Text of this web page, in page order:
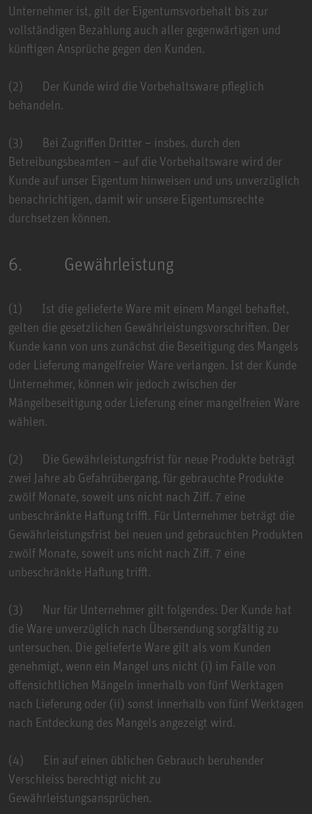
Unternehmer ist, gilt der Eigentumsvorbehalt bis zur
vollständigen Bezahlung auch aller gegenwärtigen und
künftigen Ansprüche gegen den Kunden.
(2) Der Kunde wird die Vorbehaltsware pfleglich
behandeln.
(3) Bei Zugriffen Dritter – insbes. durch den
Betreibungsbeamten – auf die Vorbehaltsware wird der
Kunde auf unser Eigentum hinweisen und uns unverzüglich
benachrichtigen, damit wir unsere Eigentumsrechte
durchsetzen können.
6. Gewährleistung
(1) Ist die gelieferte Ware mit einem Mangel behaftet,
gelten die gesetzlichen Gewährleistungsvorschriften. Der
Kunde kann von uns zunächst die Beseitigung des Mangels
oder Lieferung mangelfreier Ware verlangen. Ist der Kunde
Unternehmer, können wir jedoch zwischen der
Mängelbeseitigung oder Lieferung einer mangelfreien Ware
wählen.
(2) Die Gewährleistungsfrist für neue Produkte beträgt
zwei Jahre ab Gefahrübergang, für gebrauchte Produkte
zwölf Monate, soweit uns nicht nach Ziff. 7 eine
unbeschränkte Haftung trifft. Für Unternehmer beträgt die
Gewährleistungsfrist bei neuen und gebrauchten Produkten
zwölf Monate, soweit uns nicht nach Ziff. 7 eine
unbeschränkte Haftung trifft.
(3) Nur für Unternehmer gilt folgendes: Der Kunde hat
die Ware unverzüglich nach Übersendung sorgfältig zu
untersuchen. Die gelieferte Ware gilt als vom Kunden
genehmigt, wenn ein Mangel uns nicht (i) im Falle von
offensichtlichen Mängeln innerhalb von fünf Werktagen
nach Lieferung oder (ii) sonst innerhalb von fünf Werktagen
nach Entdeckung des Mangels angezeigt wird.
(4) Ein auf einen üblichen Gebrauch beruhender
Verschleiss berechtigt nicht zu
Gewährleistungsansprüchen.